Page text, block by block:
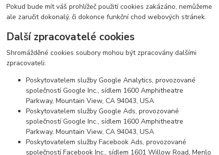
Pokud bude mít váš prohlížeč použití cookies zakázáno, nemůžeme
ale zaručit dokonalý, či dokonce funkční chod webových stránek.
Další zpracovatelé cookies
Shromážděné cookies soubory mohou být zpracovány dalšími
zpracovateli:
Poskytovatelem služby Google Analytics, provozované
společností Google Inc., sídlem 1600 Amphitheatre
Parkway, Mountain View, CA 94043, USA
Poskytovatelem služby Google Ads, provozované
společností Google Inc., sídlem 1600 Amphitheatre
Parkway, Mountain View, CA 94043, USA
Poskytovatelem služby Facebook Ads, provozované
společností Facebook Inc., sídlem 1601 Willow Road, Menlo